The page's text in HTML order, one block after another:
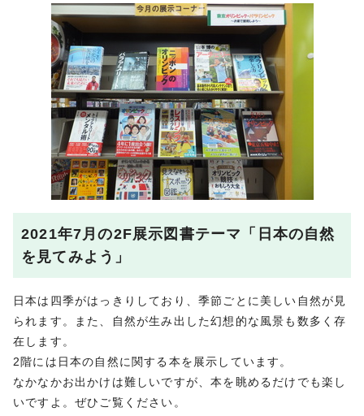
2021年7月の2F展示図書テーマ「日本の自然
を見てみよう」
日本は四季がはっきりしており、季節ごとに美しい自然が見
られます。また、自然が生み出した幻想的な風景も数多く存
在します。
2階には日本の自然に関する本を展示しています。
なかなかお出かけは難しいですが、本を眺めるだけでも楽し
いですよ。ぜひご覧ください。